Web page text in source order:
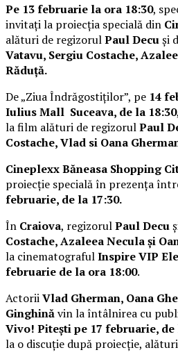
Pe 13 februarie la ora 18:30,
invitați la proiecția specială din
alături de regizorulPaul Decuși
Vatavu, Sergiu Costache,
Răduță.
De „Ziua Îndrăgostiților”, pe 14
Iulius Mall Suceava, de la 18:30
la film alături de regizorulPaul
Costache, Vlad si Oana
Cineplexx Băneasa Shopping
proiecție specială în prezența
februarie, de la 17:30.
În Craiova, regizorulPaul Decu
Costache, Azaleea Necula și
la cinematografulInspire VIP
februarie de la ora 18:00.
ActoriiVlad Gherman, Oana
Ginghinăvin la întâlnirea cu
Vivo! Pitești pe 17 februarie, de
la o discuție după proiecție,